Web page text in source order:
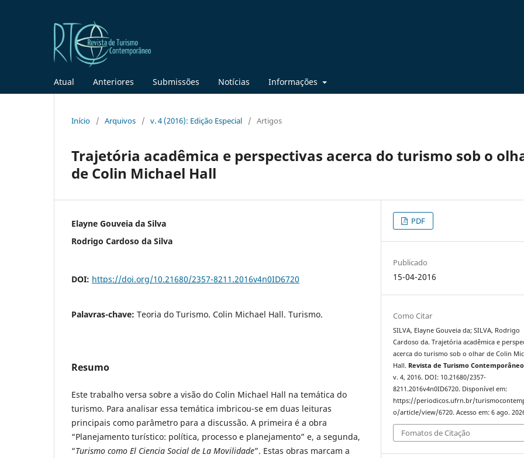
Atual Anteriores Submissões Notícias Informações
Início / Arquivos / v. 4 (2016): Edição Especial / Artigos
Trajetória acadêmica e perspectivas acerca do turismo sob o
de Colin Michael Hall
Elayne Gouveia da Silva
Rodrigo Cardoso da Silva
DOI: https://doi.org/10.21680/2357-8211.2016v4n0ID6720
Palavras-chave: Teoria do Turismo. Colin Michael Hall. Turismo.
Resumo
Este trabalho versa sobre a visão do Colin Michael Hall na temática do
turismo. Para analisar essa temática imbricou-se em duas leituras
principais como parâmetro para a discussão. A primeira é a obra
“Planejamento turístico: política, processo e planejamento” e, a segunda,
“Turismo como El Ciencia Social de La Movilidade”. Estas obras marcam a
PDF
Publicado
15-04-2016
Como Citar
SILVA, Elayne Gouveia da; SILVA, Rodrigo
Cardoso da. Trajetória acadêmica e
acerca do turismo sob o olhar de Colin
Hall. Revista de Turismo Contemporâneo
v. 4, 2016. DOI: 10.21680/2357-
8211.2016v4n0ID6720. Disponível em:
https://periodicos.ufrn.br/
o/article/view/6720. Acesso em: 6 ago.
Fomatos de Citação